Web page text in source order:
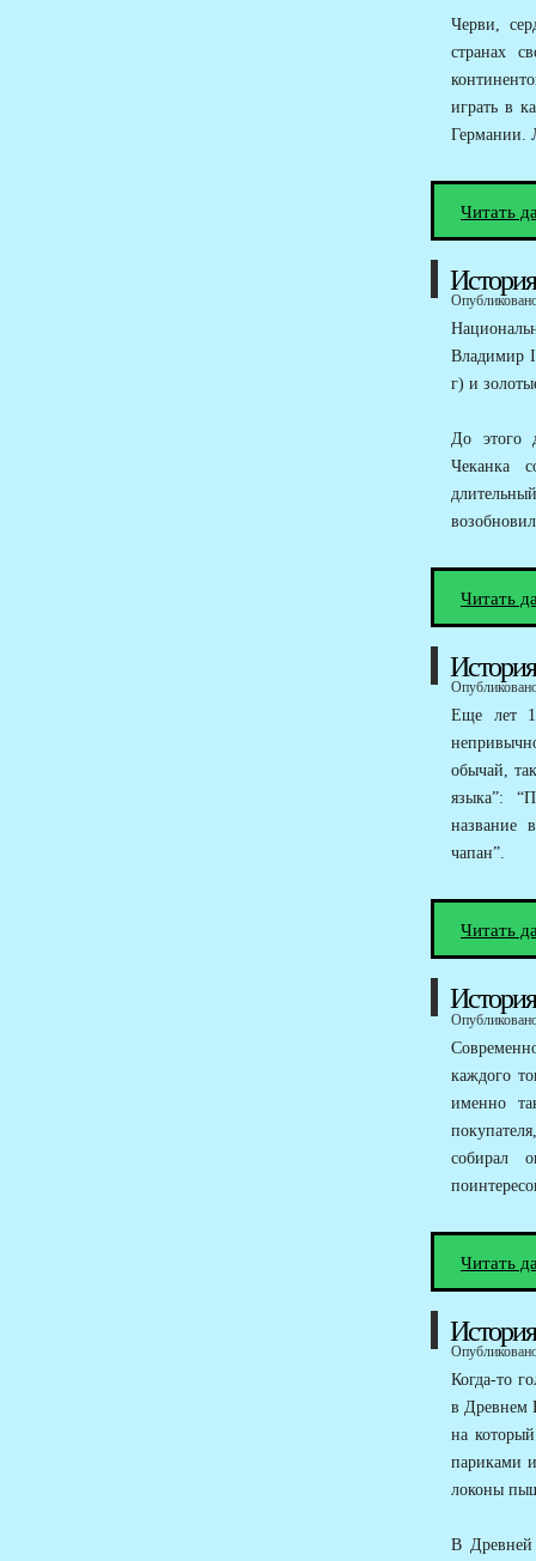
Черви,
странах
играть в
Германии.
Читать
Владимир I
г) и
До этого
Чеканка
Читать
Еще лет
обычай,
языка”:
название
чапан”.
Читать
каждого
именно
собирал
Читать
Когда-то
в Древнем
на
париками
локоны
В